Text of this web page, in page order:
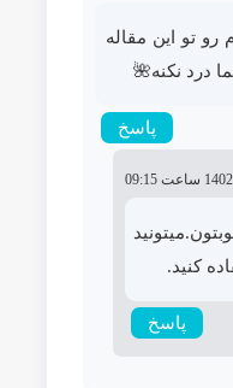
رو تو این مقاله
درد نکنه🌺
پاسخ
کنید.
پاسخ